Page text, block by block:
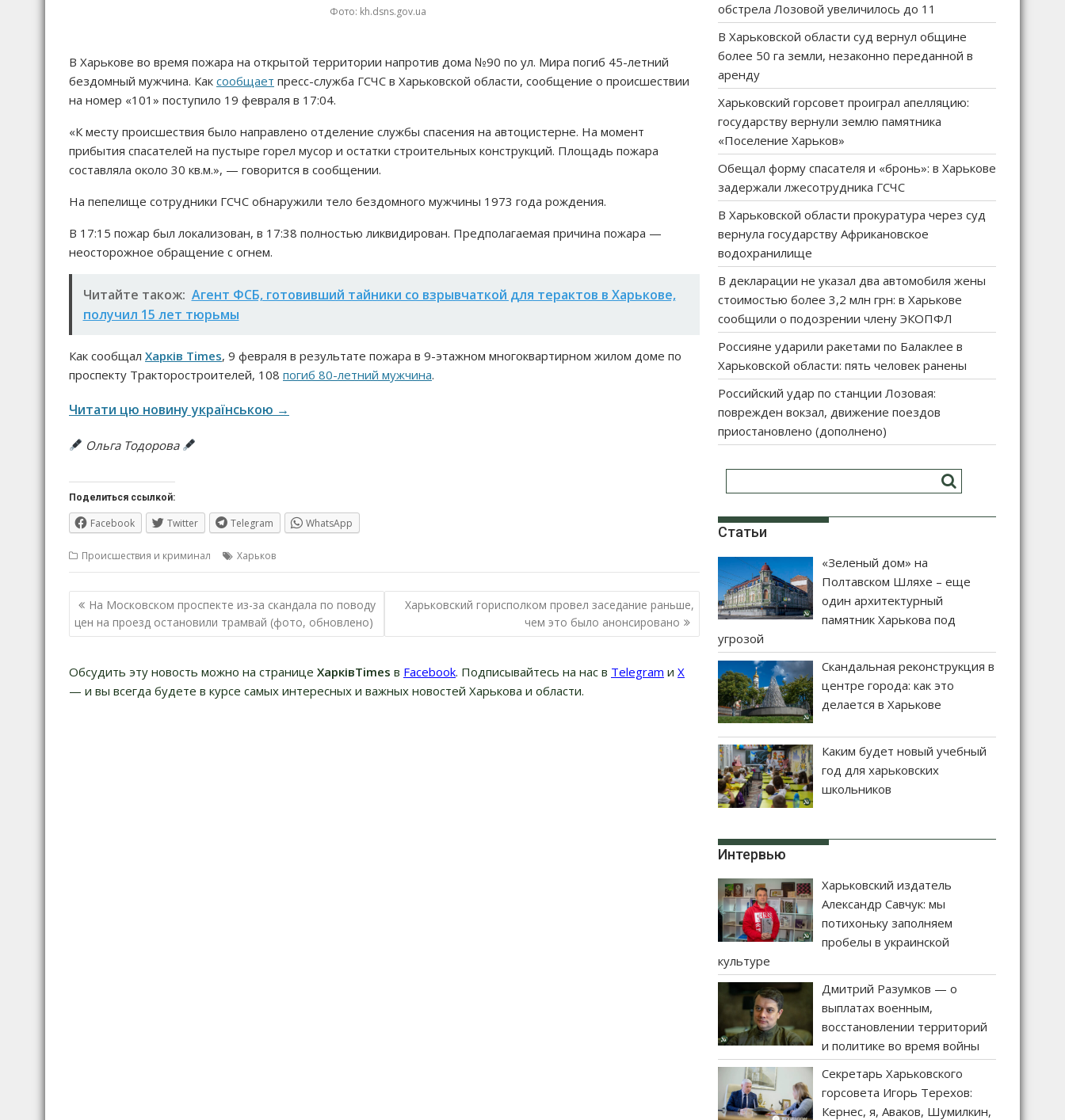
Фото: kh.dsns.gov.ua
В Харькове во время пожара на открытой территории напротив дома №90 по ул. Мира погиб 45-летний
бездомный мужчина. Как сообщает пресс-служба ГСЧС в Харьковской области, сообщение о происшествии
на номер «101» поступило 19 февраля в 17:04.
«К месту происшествия было направлено отделение службы спасения на автоцистерне. На момент
прибытия спасателей на пустыре горел мусор и остатки строительных конструкций. Площадь пожара
составляла около 30 кв.м.», — говорится в сообщении.
На пепелище сотрудники ГСЧС обнаружили тело бездомного мужчины 1973 года рождения.
В 17:15 пожар был локализован, в 17:38 полностью ликвидирован. Предполагаемая причина пожара —
неосторожное обращение с огнем.
Читайте також: Агент ФСБ, готовивший тайники со взрывчаткой для терактов в Харькове,
получил 15 лет тюрьмы
Как сообщал Харків Times, 9 февраля в результате пожара в 9-этажном многоквартирном жилом доме по
проспекту Тракторостроителей, 108 погиб 80-летний мужчина.
Читати цю новину українською →
Ольга Тодорова
Поделиться ссылкой:
Facebook Twitter Telegram WhatsApp
Происшествия и криминал Харьков
Навигация
по
записям
На Московском проспекте из-за скандала по поводу
цен на проезд остановили трамвай (фото, обновлено)
Харьковский горисполком провел заседание раньше,
чем это было анонсировано
Обсудить эту новость можно на странице ХарківTimes в Facebook. Подписывайтесь на нас в Telegram и Х
— и вы всегда будете в курсе самых интересных и важных новостей Харькова и области.
обстрела Лозовой увеличилось до 11
В Харьковской области суд вернул общине
более 50 га земли, незаконно переданной в
аренду
Харьковский горсовет проиграл апелляцию:
государству вернули землю памятника
«Поселение Харьков»
Обещал форму спасателя и «бронь»: в Харькове
задержали лжесотрудника ГСЧС
В Харьковской области прокуратура через суд
вернула государству Африкановское
водохранилище
В декларации не указал два автомобиля жены
стоимостью более 3,2 млн грн: в Харькове
сообщили о подозрении члену ЭКОПФЛ
Россияне ударили ракетами по Балаклее в
Харьковской области: пять человек ранены
Российский удар по станции Лозовая:
поврежден вокзал, движение поездов
приостановлено (дополнено)
Статьи
«Зеленый дом» на
Полтавском Шляхе – еще
один архитектурный
памятник Харькова под
угрозой
Скандальная реконструкция в
центре города: как это
делается в Харькове
Каким будет новый учебный
год для харьковских
школьников
Интервью
Харьковский издатель
Александр Савчук: мы
потихоньку заполняем
пробелы в украинской
культуре
Дмитрий Разумков — о
выплатах военным,
восстановлении территорий
и политике во время войны
Секретарь Харьковского
горсовета Игорь Терехов:
Кернес, я, Аваков, Шумилкин,